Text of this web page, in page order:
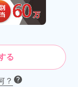
る
？